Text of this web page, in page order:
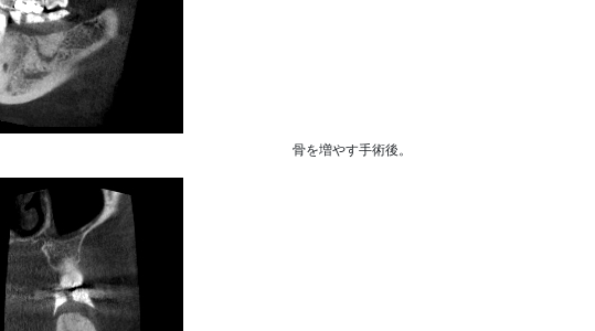
骨を増やす手術後。